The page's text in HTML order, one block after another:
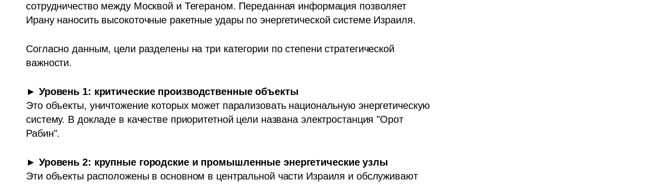
сотрудничество между Москвой и Тегераном. Переданная информация позволяет
Ирану наносить высокоточные ракетные удары по энергетической системе Израиля.
Согласно данным, цели разделены на три категории по степени стратегической
важности.
► Уровень 1: критические производственные объекты
Это объекты, уничтожение которых может парализовать национальную энергетическую
систему. В докладе в качестве приоритетной цели названа электростанция "Орот
Рабин".
Эти объекты расположены в основном в центральной части Израиля и обслуживают